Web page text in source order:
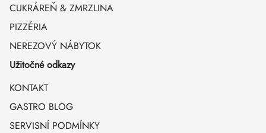
CUKRÁREŇ & ZMRZLINA
PIZZÉRIA
NEREZOVÝ NÁBYTOK
Užitočné odkazy
KONTAKT
GASTRO BLOG
SERVISNÍ PODMÍNKY